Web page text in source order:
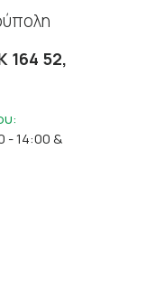
164 52,
- 14:00 &